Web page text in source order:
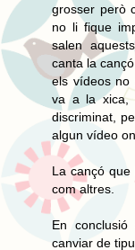
grosser però
no li fique
salen
canta la
els vídeos no
va a la xica,
discriminat,
algun vídeo
La cançó que
com altres.
En
canviar de